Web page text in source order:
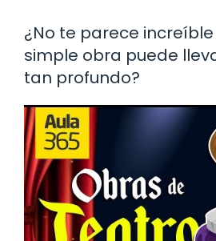
¿No te parece
simple obra puede
tan profundo?